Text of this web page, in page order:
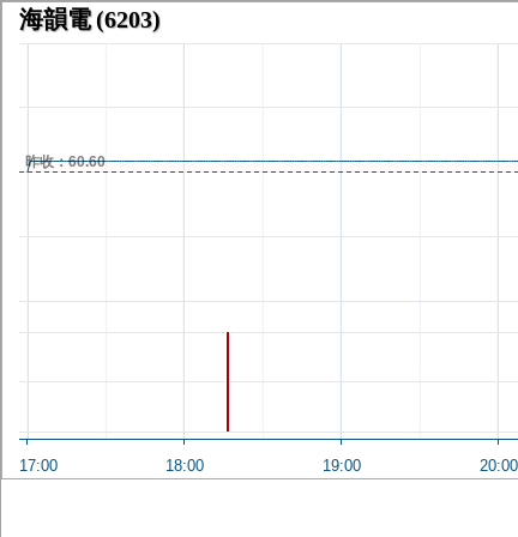
海韻電(6203)
昨收：60.60
17:00 18:00 19:00 20:00